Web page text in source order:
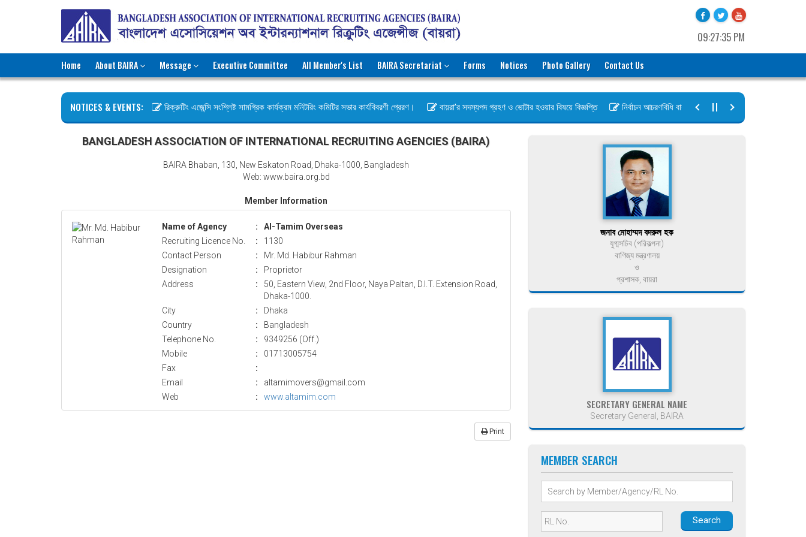
09:27:35 PM
Home About BAIRA Message Executive Committee All Member's List BAIRA Secretariat Forms Notices Photo Gallery Contact Us
NOTICES & EVENTS: রিক্রুটিং এজেন্সি সংশ্লিষ্ট সামগ্রিক কার্যক্রম মনিটরিং কমিটির সভার কার্যবিবরণী প্রেরণ। বায়রা’র সদস্যপদ গ্রহণ ও ভোটার হওয়ার বিষয়ে বিজ্ঞপ্তি নির্বাচন আচরণবিধি বায়রা ২০২৬-২০২৮
BANGLADESH ASSOCIATION OF INTERNATIONAL RECRUITING AGENCIES (BAIRA)
BAIRA Bhaban, 130, New Eskaton Road, Dhaka-1000, Bangladesh
Web: www.baira.org.bd
Member Information
Name of Agency :
Al-Tamim Overseas
Recruiting Licence No.
:
1130
Contact Person
:
Mr. Md. Habibur Rahman
Designation
:
Proprietor
Address
:
50, Eastern View, 2nd Floor, Naya Paltan, D.I.T. Extension Road,
Dhaka-1000.
City
:
Dhaka
Country
:
Bangladesh
Telephone No.
:
9349256 (Off.)
Mobile
:
01713005754
Fax
:
Email
:
altamimovers@gmail.com
Web
: www.altamim.com
Print
জনাব মোহাম্মদ বদরুল হক
যুগ্মসচিব (পরিকল্পনা)
বাণিজ্য মন্ত্রণালয়
ও
প্রশাসক, বায়রা
SECRETARY GENERAL NAME
Secretary General, BAIRA
MEMBER SEARCH
Search